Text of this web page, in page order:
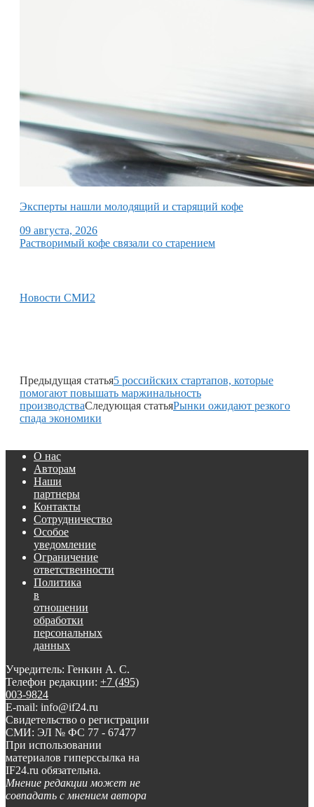
Эксперты нашли молодящий и старящий кофе
09 августа, 2026
Растворимый кофе связали со старением
Новости СМИ2
Предыдущая статья5 российских стартапов, которые
помогают повышать маржинальность
производстваСледующая статьяРынки ожидают резкого
спада экономики
О нас
Авторам
Наши
партнеры
Контакты
Сотрудничество
Особое
уведомление
Ограничение
ответственности
Политика
в
отношении
обработки
персональных
данных
Учредитель: Генкин А. С.
Телефон редакции: +7 (495)
003-9824
E-mail: info@if24.ru
Свидетельство о регистрации
СМИ: ЭЛ № ФС 77 - 67477
При использовании
материалов гиперссылка на
IF24.ru обязательна.
Мнение редакции может не
совпадать с мнением автора